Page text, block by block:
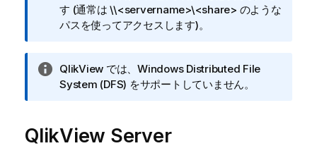
す (通常は\\<servername>\<share> のような
パスを使ってアクセスします)。
情
報
QlikView では、Windows Distributed File
System (DFS) をサポートしていません。
QlikView Server